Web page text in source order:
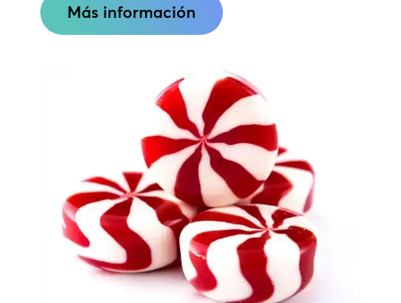
Más información